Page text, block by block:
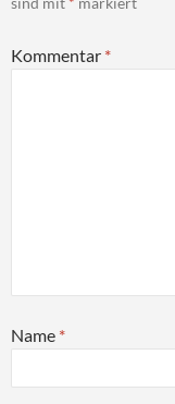
Kommentar *
Name *